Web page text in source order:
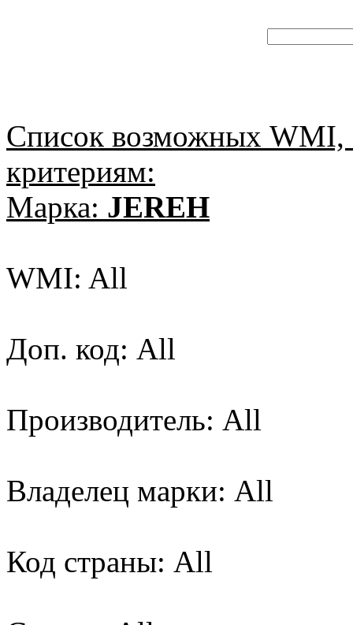
Список возможных
критериям:
Марка: JEREH
WMI: All
Доп. код: All
Производитель: All
Владелец марки: All
Код страны: All